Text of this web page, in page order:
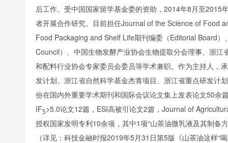
后工作。受中国国家留学基金委的资助，2014年8月至2015
者开展合作研究。目前担任Journal of the Science of Food
Food Packaging and Shelf Life期刊编委（Editorial Board
Council）、中国生物发酵产业协会生物提取分会理事、浙
和配料行业协会专家委员会委员等学术兼职。作为主持人，
发计划、浙江省自然科学基金杰青项目、浙江省重点研发计
份在国内外重要学术期刊和国际会议论文集上发表论文50余
IF5>5.0论文12篇，ESI高被引论文2篇，Journal of
授权国家发明专利10余项，其中1项“山茶油微乳液及其制备
（详见：科技金融时报2019年5月31日第5版《山茶油这样“